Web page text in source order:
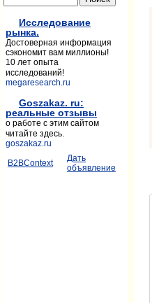
Исследование
рынка.
Достоверная информация
сэкономит вам миллионы!
10 лет опыта
исследований!
megaresearch.ru
Goszakaz. ru:
реальные отзывы
о работе с этим сайтом
читайте здесь.
goszakaz.ru
B2BContext
Дать
объявление